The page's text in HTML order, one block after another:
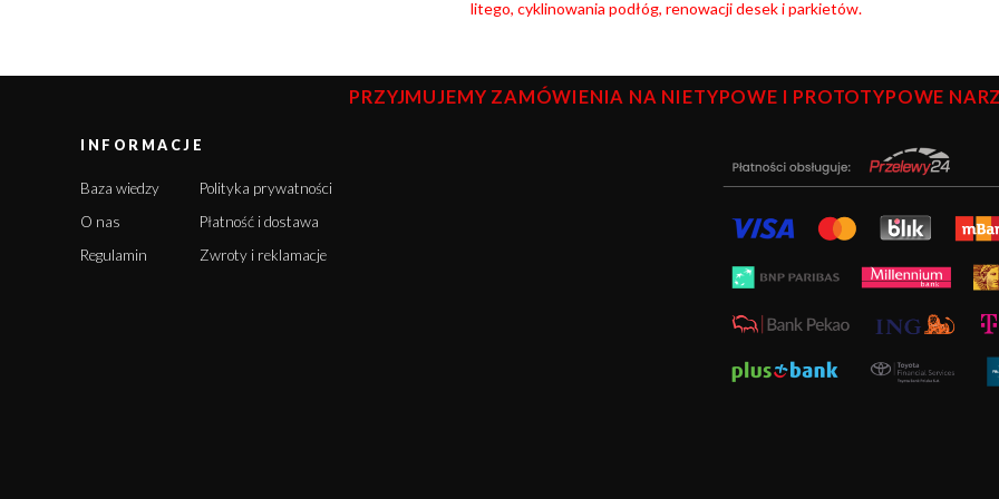
litego, cyklinowania podłóg, renowacji desek i parkietów.
PRZYJMUJEMY ZAMÓWIENIA NA NIETYPOWE I PROTOTYPOWE
INFORMACJE
Baza wiedzy
O nas
Regulamin
Polityka prywatności
Płatność i dostawa
Zwroty i reklamacje